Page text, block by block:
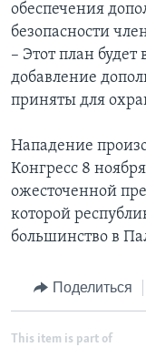
обеспечения
безопасности
– Этот план будет
добавление
приняты для
Нападение
Конгресс 8
ожесточенной
которой
большинство в
Поделиться
This item is part of